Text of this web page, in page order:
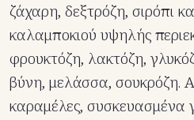
ζάχαρη, δεξτρόζη, σιρόπι
καλαμποκιού υψηλής
φρουκτόζη, λακτόζη,
βύνη, μελάσσα, σουκρόζη.
καραμέλες, συσκευασμένα